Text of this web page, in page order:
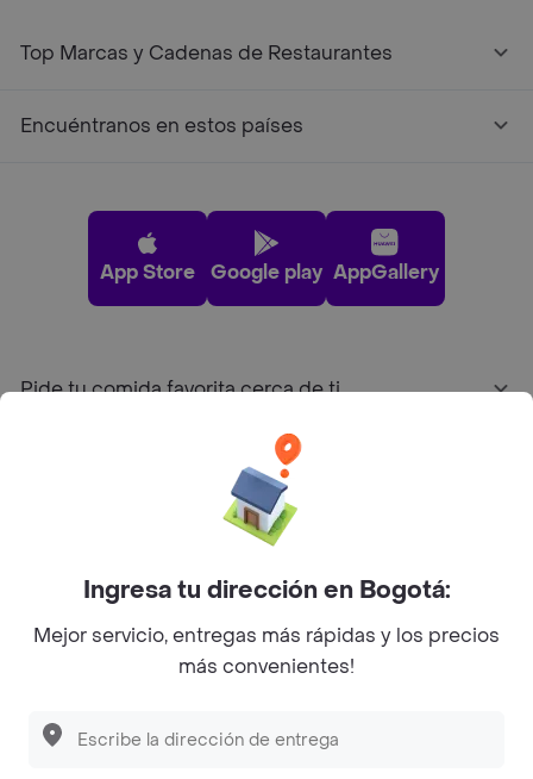
Top Marcas y Cadenas de Restaurantes
Encuéntranos en estos países
App Store Google play AppGallery
Pide tu comida favorita cerca de ti
Sobre Rappi
Facebook
Twitter
Instagram
©2026Rappi Inc. All rights reserved.
Ingresa tu dirección en Bogotá:
Mejor servicio, entregas más rápidas y los precios
más convenientes!